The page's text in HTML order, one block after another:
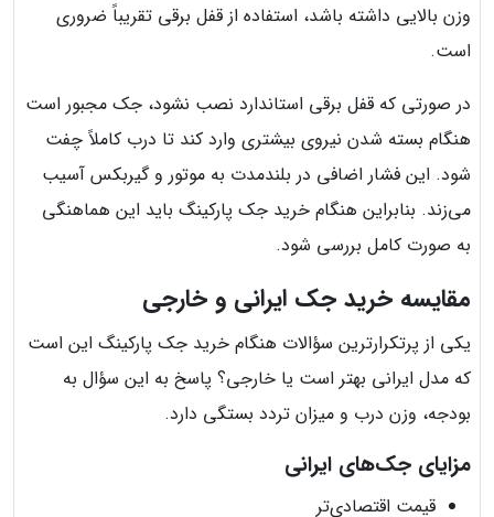
وزن بالایی داشته باشد، استفاده از قفل برقی تقریباً ضروری
است.
در صورتی که قفل برقی استاندارد نصب نشود، جک مجبور است
هنگام بسته شدن نیروی بیشتری وارد کند تا درب کاملاً چفت
شود. این فشار اضافی در بلندمدت به موتور و گیربکس آسیب
می‌زند. بنابراین هنگام خرید جک پارکینگ باید این هماهنگی
به صورت کامل بررسی شود.
مقایسه خرید جک ایرانی و خارجی
یکی از پرتکرارترین سؤالات هنگام خرید جک پارکینگ این است
که مدل ایرانی بهتر است یا خارجی؟ پاسخ به این سؤال به
بودجه، وزن درب و میزان تردد بستگی دارد.
مزایای جک‌های ایرانی
قیمت اقتصادی‌تر